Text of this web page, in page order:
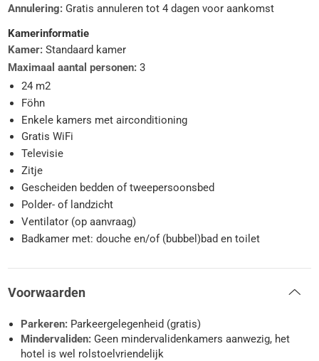
Annulering: Gratis annuleren tot 4 dagen voor aankomst
Kamerinformatie
Kamer: Standaard kamer
Maximaal aantal personen: 3
24 m2
Föhn
Enkele kamers met airconditioning
Gratis WiFi
Televisie
Zitje
Gescheiden bedden of tweepersoonsbed
Polder- of landzicht
Ventilator (op aanvraag)
Badkamer met: douche en/of (bubbel)bad en toilet
Voorwaarden
Parkeren: Parkeergelegenheid (gratis)
Mindervaliden: Geen mindervalidenkamers aanwezig, het
hotel is wel rolstoelvriendelijk